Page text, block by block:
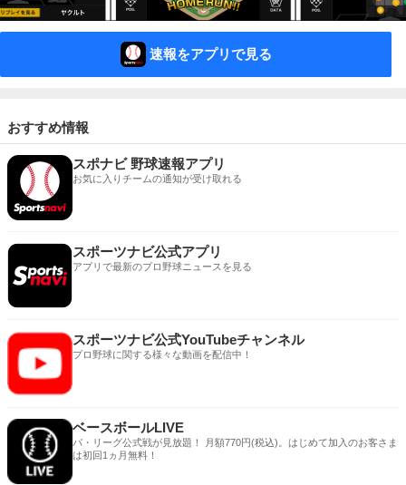
速報をアプリで見る
おすすめ情報
スポナビ 野球速報アプリ
お気に入りチームの通知が受け取れる
スポーツナビ公式アプリ
アプリで最新のプロ野球ニュースを見る
スポーツナビ公式YouTubeチャンネル
プロ野球に関する様々な動画を配信中！
ベースボールLIVE
パ・リーグ公式戦が見放題！ 月額770円(税込)。はじめて加入のお客さま
は初回1ヵ月無料！